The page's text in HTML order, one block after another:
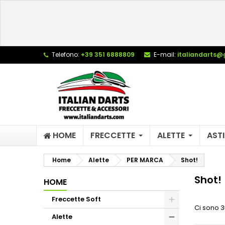
Telefono: +39 351 6888809 E-mail:
HOME FRECCETTE ALETTE
Home Alette PER MARCA Shot!
HOME
Freccette Soft
Alette
Shot!
Ci sono
add_circle_outline